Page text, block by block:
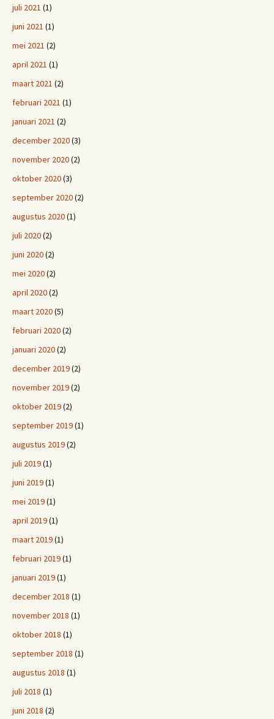
juli 2021 (1)
juni 2021 (1)
mei 2021 (2)
april 2021 (1)
maart 2021 (2)
februari 2021 (1)
januari 2021 (2)
december 2020(3)
november 2020(2)
oktober 2020(3)
september 2020(2)
augustus 2020(1)
juli 2020(2)
juni 2020(2)
mei 2020(2)
april 2020(2)
maart 2020(5)
februari 2020(2)
januari 2020(2)
december 2019(2)
november 2019(2)
oktober 2019(2)
september 2019(1)
augustus 2019(2)
juli 2019(1)
juni 2019(1)
mei 2019(1)
april 2019(1)
maart 2019(1)
februari 2019(1)
januari 2019(1)
december 2018 (1)
november 2018 (1)
oktober 2018 (1)
september 2018 (1)
augustus 2018 (1)
juli 2018 (1)
juni 2018 (2)